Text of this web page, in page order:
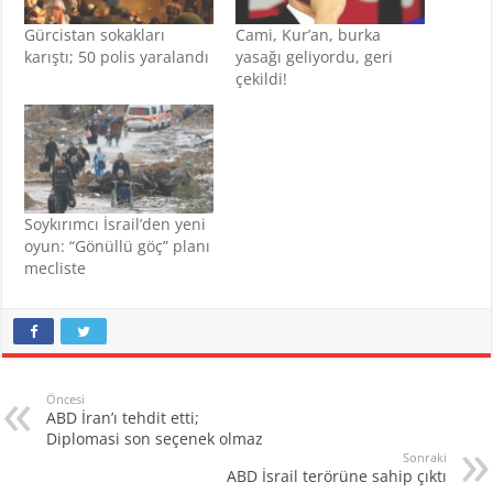
Gürcistan sokakları
karıştı; 50 polis yaralandı
Cami, Kur’an, burka
yasağı geliyordu, geri
çekildi!
Soykırımcı İsrail’den yeni
oyun: “Gönüllü göç” planı
mecliste
Öncesi
ABD İran’ı tehdit etti;
Diplomasi son seçenek olmaz
Sonraki
ABD İsrail terörüne sahip çıktı